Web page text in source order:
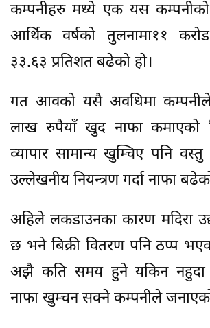
कम्पनीहरु मध्ये एक यस
आर्थिक वर्षको तुलनामा११
३३.६३ प्रतिशत बढेको हो।
गत आवको यसै अवधिमा
लाख रुपैयाँ खुद नाफा कमाएको
व्यापार सामान्य खुम्चिए पनि वस्तु
उल्लेखनीय नियन्त्रण गर्दा नाफा
अहिले लकडाउनका कारण मदिरा
छ भने बिक्री वितरण पनि ठप्प
अझै कति समय हुने यकिन नहुदा
नाफा खुम्चन सक्ने कम्पनीले